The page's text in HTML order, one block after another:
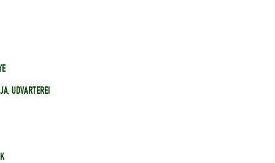
UDVARTEREI